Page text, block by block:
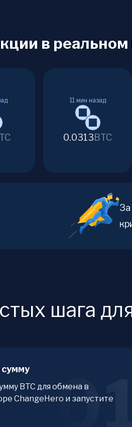
в
LTC
11 мин назад
0.0313BTC
шага
BTC для обмена в
ChangeHero и запустите
01